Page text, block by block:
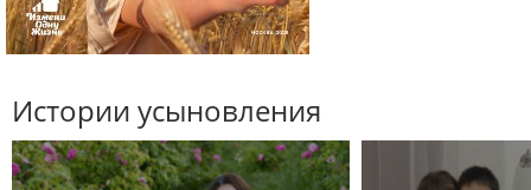
Истории усыновления